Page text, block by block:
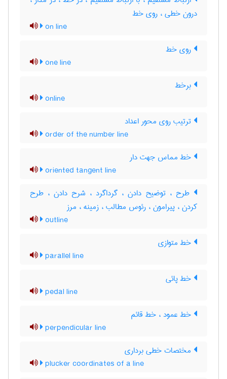
درون خطی ، روی خط
on line
روی خط
one line
برخط
online
ترتیب روی محور اعداد
order of the number line
خط مماس جهت دار
oriented tangent line
طرح ، توضیح دادن ، گرداگرد ، شرح دادن ، طرح
کردن ، پیرامون ، رئوس مطالب ، زمینه ، مرز
outline
خط متوازی
parallel line
خط پائی
pedal line
خط عمود ، خط قائم
perpendicular line
مختصات خطی برداری
plucker coordinates of a line